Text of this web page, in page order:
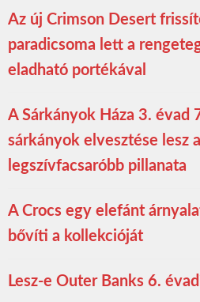
Az új Crimson Desert
paradicsoma lett a
eladható portékával
A Sárkányok Háza 3. évad
sárkányok elvesztése lesz
legszívfacsaróbb pillanata
A Crocs egy elefánt
bővíti a kollekcióját
Lesz-e Outer Banks 6.